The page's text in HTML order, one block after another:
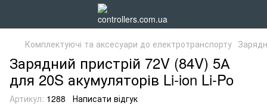
Комплектуючі та аксесуари до електротранспорту
Зарядний пристрій 72V (84V) 5А
для 20S акумуляторів Li-ion Li-Po
Артикул: 1288 Написати відгук